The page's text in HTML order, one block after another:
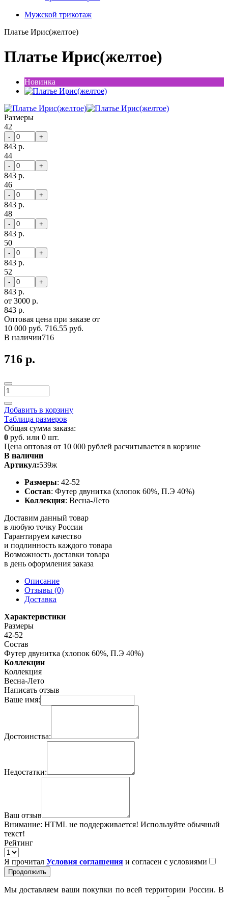
Мужской трикотаж
Платье Ирис(желтое)
Платье Ирис(желтое)
Новинка
Размеры
42
- +
843 р.
44
- +
843 р.
46
- +
843 р.
48
- +
843 р.
50
- +
843 р.
52
- +
843 р.
от 3000 р.
843 р.
Оптовая цена при заказе от
10 000 руб. 716.55 руб.
В наличии716
716 р.
Добавить в корзину
Таблица размеров
Общая сумма заказа:
0 руб. или 0 шт.
Цена оптовая от 10 000 рублей расчитывается в корзине
В наличии
Артикул:539ж
Размеры: 42-52
Состав: Футер двунитка (хлопок 60%, П.Э 40%)
Коллекция: Весна-Лето
Доставим данный товар
в любую точку России
Гарантируем качество
и подлинность каждого товара
Возможность доставки товара
в день оформления заказа
Описание
Отзывы (0)
Доставка
Характеристики
Размеры
42-52
Состав
Футер двунитка (хлопок 60%, П.Э 40%)
Коллекции
Коллекция
Весна-Лето
Написать отзыв
Ваше имя:
Достоинства:
Недостатки:
Ваш отзыв
Внимание: HTML не поддерживается! Используйте обычный
текст!
Рейтинг
Я прочитал Условия соглашения и согласен с условиями
Продолжить
Мы доставляем ваши покупки по всей территории России. В